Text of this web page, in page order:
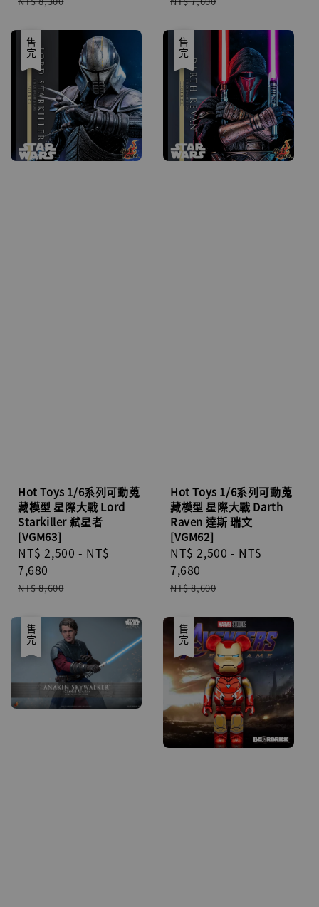
優惠
售完
Hot Toys 1/6系列可動蒐
藏模型 星際大戰 Lord
Starkiller 弒星者
[VGM63]
Sale
price
NT$ 2,500 - NT$
7,680
Regular
NT$ 8,600
優惠
售完
Hot Toys 1/6系列可動蒐
藏模型 星際大戰 Darth
Raven 達斯 瑞文
[VGM62]
Sale
price
NT$ 2,500 - NT$
7,680
Regular
NT$ 8,600
優惠
售完 售完